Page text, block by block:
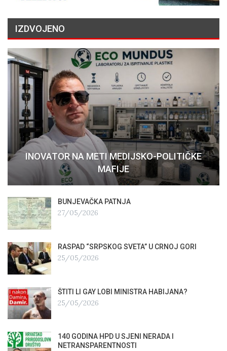
IZDVOJENO
INOVATOR NA METI MEDIJSKO-POLITIČKE
MAFIJE
BUNJEVAČKA PATNJA
27/05/2026
RASPAD “SRPSKOG SVETA” U CRNOJ GORI
25/05/2026
ŠTITI LI GAY LOBI MINISTRA HABIJANA?
25/05/2026
140 GODINA HPD U SJENI NERADA I
NETRANSPARENTNOSTI